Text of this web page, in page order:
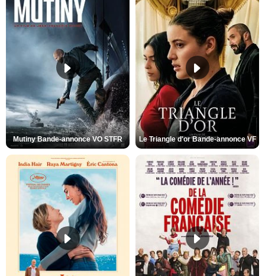
Mutiny Bande-annonce VO STFR Le Triangle d'or Bande-annonce VF